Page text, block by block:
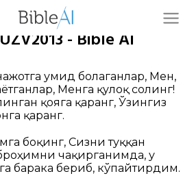
- Bible AI
умид боғлаганлар, Мен,
Менга қулоқ солинг!
қояга қаранг, Ўзингиз
қаранг.
боқинг, Сизни туққан
чақирганимда, у
барака бериб, кўпайтирдим.